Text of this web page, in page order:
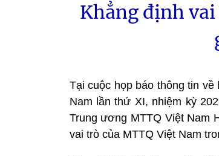
Khẳng định
Tại cuộc họp báo thông tin về
Nam lần thứ XI, nhiệm kỳ
Trung ương MTTQ Việt Nam
vai trò của MTTQ Việt Nam